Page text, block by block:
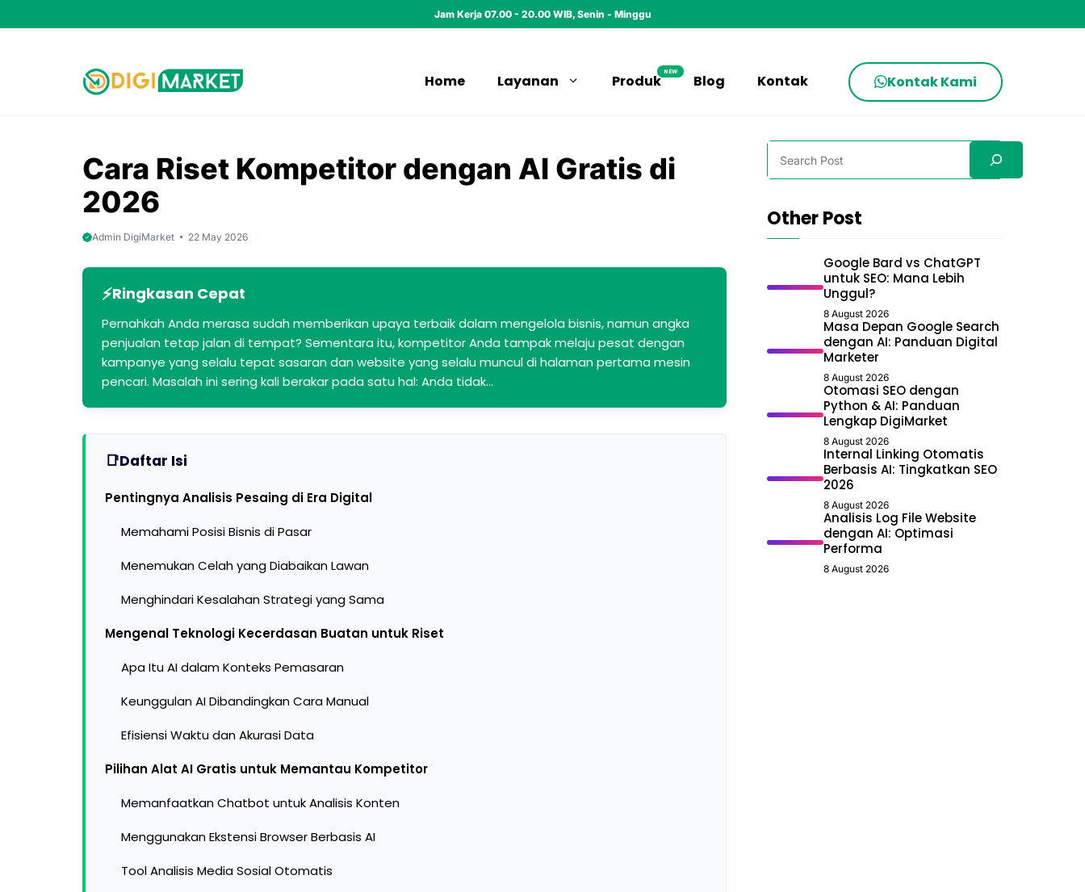
to
Jam Kerja 07.00 - 20.00 WIB, Senin - Minggu
Home Layanan Produk
NEW
Blog Kontak Kontak Kami
Cara Riset Kompetitor dengan AI Gratis di
2026
Admin DigiMarket 22 May 2026
Ringkasan Cepat
Pernahkah Anda merasa sudah memberikan upaya terbaik dalam mengelola bisnis, namun angka
penjualan tetap jalan di tempat? Sementara itu, kompetitor Anda tampak melaju pesat dengan
kampanye yang selalu tepat sasaran dan website yang selalu muncul di halaman pertama mesin
pencari. Masalah ini sering kali berakar pada satu hal: Anda tidak…
Daftar Isi
Pentingnya Analisis Pesaing di Era Digital
Memahami Posisi Bisnis di Pasar
Menemukan Celah yang Diabaikan Lawan
Menghindari Kesalahan Strategi yang Sama
Mengenal Teknologi Kecerdasan Buatan untuk Riset
Apa Itu AI dalam Konteks Pemasaran
Keunggulan AI Dibandingkan Cara Manual
Efisiensi Waktu dan Akurasi Data
Pilihan Alat AI Gratis untuk Memantau Kompetitor
Memanfaatkan Chatbot untuk Analisis Konten
Menggunakan Ekstensi Browser Berbasis AI
Tool Analisis Media Sosial Otomatis
Search
Other Post
Google Bard vs ChatGPT
untuk SEO: Mana Lebih
Unggul?
8 August 2026
Masa Depan Google Search
dengan AI: Panduan Digital
Marketer
8 August 2026
Otomasi SEO dengan
Python & AI: Panduan
Lengkap DigiMarket
8 August 2026
Internal Linking Otomatis
Berbasis AI: Tingkatkan SEO
2026
8 August 2026
Analisis Log File Website
dengan AI: Optimasi
Performa
8 August 2026